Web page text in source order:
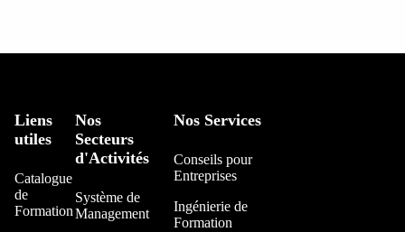
Liens
utiles
Catalogue
de
Formation
Nos
Secteurs
d'Activités
Système de
Management
Nos Services
Conseils pour
Entreprises
Ingénierie de
Formation